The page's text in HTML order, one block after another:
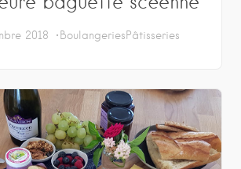
2018 BoulangeriesPâtisseries